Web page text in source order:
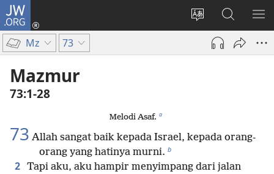
JW.ORG
Ganti
bahasa
situs
Log
(terbuka
Cari
JW.ORG
Mz 73
Mazmur
73:1-28
Melodi Asaf. a
73 Allah sangat baik kepada Israel, kepada orang-
orang yang hatinya murni. b
2 Tapi aku, aku hampir menyimpang dari jalan